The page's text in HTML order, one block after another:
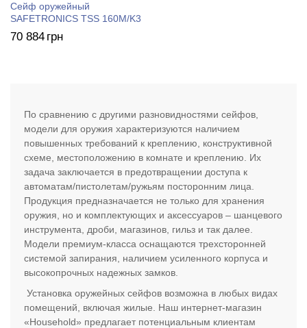
Сейф оружейный
SAFETRONICS TSS 160M/K3
70 884 грн
По сравнению с другими разновидностями сейфов,
модели для оружия характеризуются наличием
повышенных требований к креплению, конструктивной
схеме, местоположению в комнате и креплению. Их
задача заключается в предотвращении доступа к
автоматам/пистолетам/ружьям посторонним лица.
Продукция предназначается не только для хранения
оружия, но и комплектующих и аксессуаров – шанцевого
инструмента, дроби, магазинов, гильз и так далее.
Модели премиум-класса оснащаются трехсторонней
системой запирания, наличием усиленного корпуса и
высокопрочных надежных замков.
Установка оружейных сейфов возможна в любых видах
помещений, включая жилые. Наш интернет-магазин
«Household» предлагает потенциальным клиентам